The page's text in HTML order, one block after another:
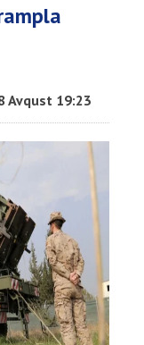
Avqust 19:23